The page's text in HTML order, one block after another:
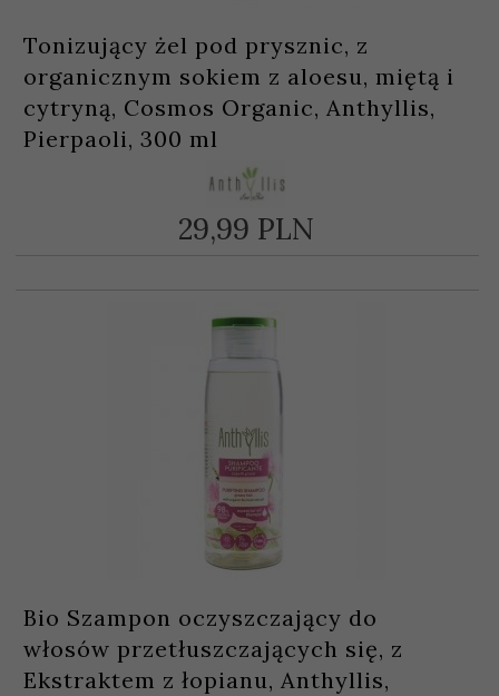
Tonizujący żel pod prysznic, z
organicznym sokiem z aloesu, miętą i
cytryną, Cosmos Organic, Anthyllis,
Pierpaoli, 300 ml
29,99 PLN
Bio Szampon oczyszczający do
włosów przetłuszczających się, z
Ekstraktem z łopianu, Anthyllis,